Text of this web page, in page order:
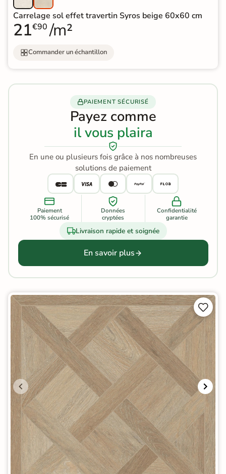
Carrelage sol effet travertin Syros beige 60x60 cm
21€90 /m²
Commander un échantillon
PAIEMENT SÉCURISÉ
Payez comme
il vous plaira
En une ou plusieurs fois grâce à nos nombreuses
solutions de paiement
Paiement
100% sécurisé
Données
cryptées
Confidentialité
garantie
Livraison rapide et soignée
En savoir plus

